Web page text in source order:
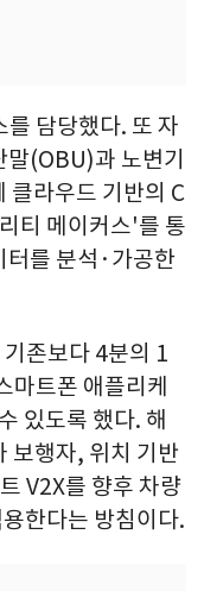
담당했다. 또 자
(OBU)과 노변기
클라우드 기반의 C
티 메이커스'를 통
터를 분석·가공한
존보다 4분의 1
마트폰 애플리케
있도록 했다. 해
보행자, 위치 기반
V2X를 향후 차량
한다는 방침이다.